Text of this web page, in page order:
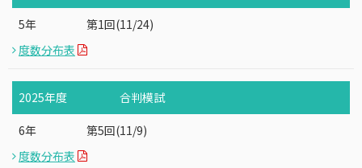
5年
第1回(11/24)
度数分布表
2025年度 合判模試
6年
第5回(11/9)
度数分布表